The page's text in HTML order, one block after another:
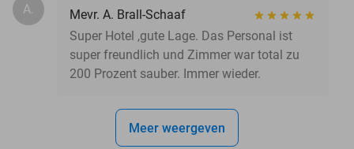
A.
Mevr. A. Brall-Schaaf
Super Hotel ,gute Lage. Das Personal ist
super freundlich und Zimmer war total zu
200 Prozent sauber. Immer wieder.
Meer weergeven